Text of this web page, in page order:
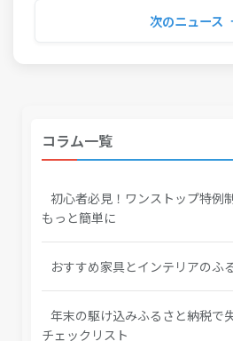
次のニュース
コラム一覧
初心者必見！ワンストップ特例
もっと簡単に
おすすめ家具とインテリアのふ
年末の駆け込みふるさと納税で
チェックリスト